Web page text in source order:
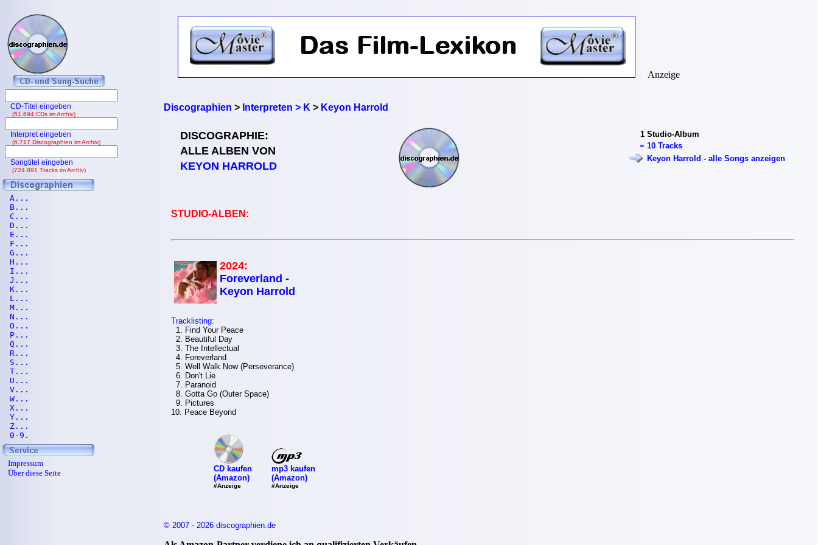
Discographien > Interpreten > K > Keyon Harrold
DISCOGRAPHIE:
ALLE ALBEN VON
KEYON HARROLD
1 Studio-Album
= 10 Tracks
Keyon Harrold - alle Songs anzeigen
STUDIO-ALBEN:
2024:
Foreverland -
Keyon Harrold
Tracklisting:
1. Find Your Peace
2. Beautiful Day
3. The Intellectual
4. Foreverland
5. Well Walk Now (Perseverance)
6. Don't Lie
7. Paranoid
8. Gotta Go (Outer Space)
9. Pictures
10. Peace Beyond
CD kaufen
(Amazon)
#Anzeige
mp3 kaufen
(Amazon)
#Anzeige
© 2007 - 2026 discographien.de
Anzeige
CD-Titel eingeben
(51.694 CDs im Archiv)
Interpret eingeben
(6.717 Discographien im Archiv)
Songtitel eingeben
(724.891 Tracks im Archiv)
A...
B...
C...
D...
E...
F...
G...
H...
I...
J...
K...
L...
M...
N...
O...
P...
Q...
R...
S...
T...
U...
V...
W...
X...
Y...
Z...
0-9.
Impressum
Über diese Seite